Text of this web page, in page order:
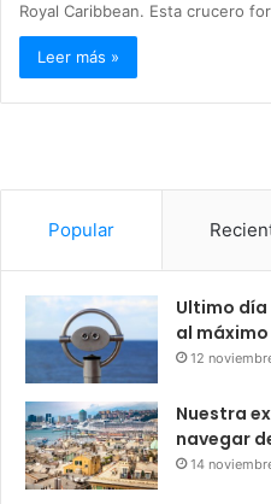
Royal Caribbean. Esta crucero
Leer más »
Popular
Ultimo
al
12
Nuestra
navegar
14